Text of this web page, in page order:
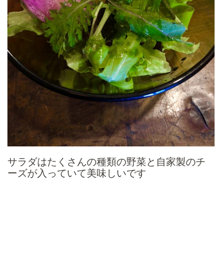
サラダはたくさんの種類の野菜と自家製のチ
ーズが入っていて美味しいです